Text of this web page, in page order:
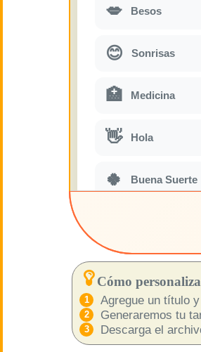
💋 Besos
😊 Sonrisas
🏥 Medicina
👋 Hola
🍀 Buena Suerte
🇺🇸
🤗 Abrazos
Abuelos
Cómo
Agregue un título
Generaremos tu
Descarga el